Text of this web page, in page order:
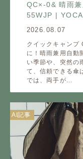
QC×-0& 晴雨
55WJP |
2026.08.07
クイックキャンプ
に！晴雨兼用自動
い季節や、突然の
て、信頼できる傘
では、両手が...
AI記事